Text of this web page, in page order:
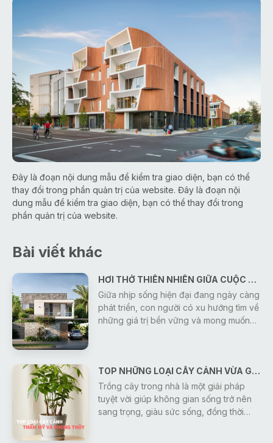
Đây là đoạn nội dung mẫu để kiểm tra giao diện, bạn có thể
thay đổi trong phần quản trị của website. Đây là đoạn nội
dung mẫu để kiểm tra giao diện, bạn có thể thay đổi trong
phần quản trị của website.
Bài viết khác
HƠI THỞ THIÊN NHIÊN GIỮA CUỘC SỐNG HIỆN ĐẠI
Giữa nhịp sống hiện đại đang ngày càng
phát triển, con người có xu hướng tìm về
những giá trị bền vững và mong muốn
được nhiều gia đình lựa chọn. Một ngôi
nhà không chỉ đáp ứng công năng sử
dụng mà còn là nơi giúp tái tạo năng
lượng, cân bằng cảm xúc và mang đến
TOP NHỮNG LOẠI CÂY CẢNH VỪA GIÚP THANH LỌC KHÔNG KHÍ VỪA MANG Ý NGHĨA PHONG THỦY
Trồng cây trong nhà là một giải pháp
tuyệt vời giúp không gian sống trở nên
sang trọng, giàu sức sống, đồng thời